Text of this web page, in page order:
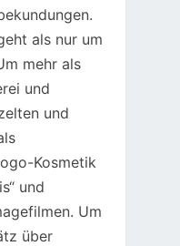
als nur um
mehr als
und
und
Kosmetik
und
Um
über